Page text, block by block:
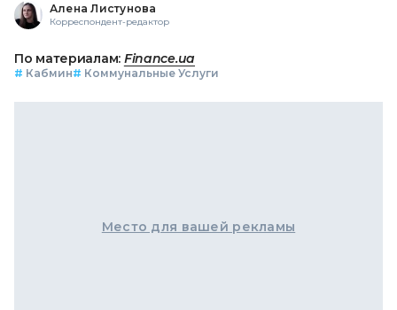
Алена Листунова
Корреспондент-редактор
По материалам: Finance.ua
# Кабмин# Коммунальные Услуги
Место для вашей рекламы